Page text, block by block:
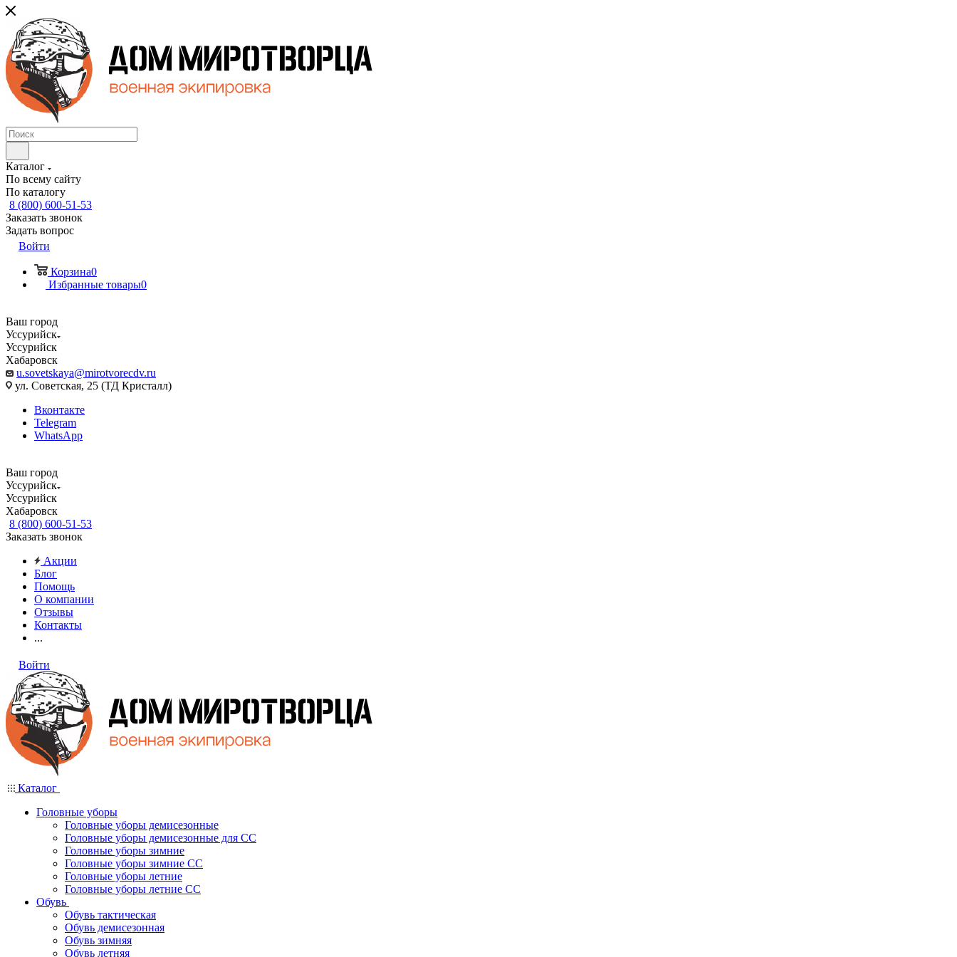
Каталог
По всему сайту
По каталогу
8 (800) 600-51-53
Заказать звонок
Задать вопрос
Войти
Корзина0
Избранные товары0
Ваш город
Уссурийск
Уссурийск
Хабаровск
u.sovetskaya@mirotvorecdv.ru
ул. Советская, 25 (ТД Кристалл)
Вконтакте
Telegram
WhatsApp
Ваш город
Уссурийск
Уссурийск
Хабаровск
8 (800) 600-51-53
Заказать звонок
Акции
Блог
Помощь
О компании
Отзывы
Контакты
...
Войти
Каталог
Головные уборы
Головные уборы демисезонные
Головные уборы демисезонные для СС
Головные уборы зимние
Головные уборы зимние СС
Головные уборы летние
Головные уборы летние СС
Обувь
Обувь тактическая
Обувь демисезонная
Обувь зимняя
Обувь летняя